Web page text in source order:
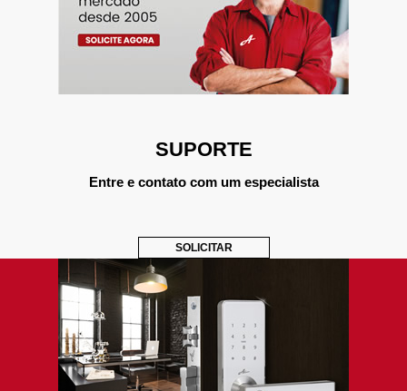
SUPORTE
Entre e contato com um especialista
SOLICITAR